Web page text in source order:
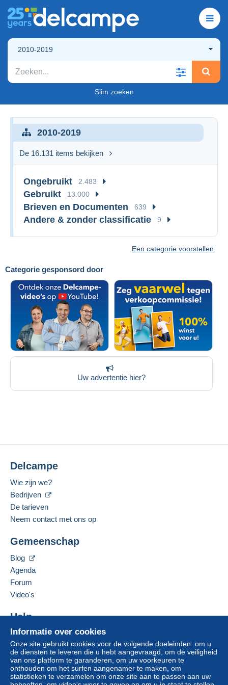
2010-2019
Slim zoeken
Categorie gesponsord door
Uw advertentie hier?
2010-2019
De 16.131 items bekijken
Ongebruikt 2.483
Gebruikt 13.000
Brieven en Documenten 639
Andere & zonder classificatie 9
Een categorie voorstellen
Informatie over cookies
Onze site gebruikt cookies voor de volgende doeleinden: om u
de diensten te leveren die u hebt aangevraagd, om de veiligheid
van ons platform te garanderen, om uw voorkeuren te
onthouden om het surfen aangenamer te maken, om
statistieken te verzamelen om onze site aan te passen aan uw
Delcampe
Wie zijn we?
Bedrijven
De tarieven
Neem contact met ons op
Gemeenschap
Blog
Agenda
Forum
Video's
Help
Hulpcentrum
Kopen op Delcampe
Verkopen op Delcampe
Een beveiligde website